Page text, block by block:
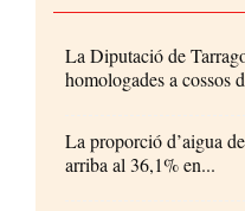
La Diputació de
homologades a cossos
La proporció d’aigua
arriba al 36,1% en...